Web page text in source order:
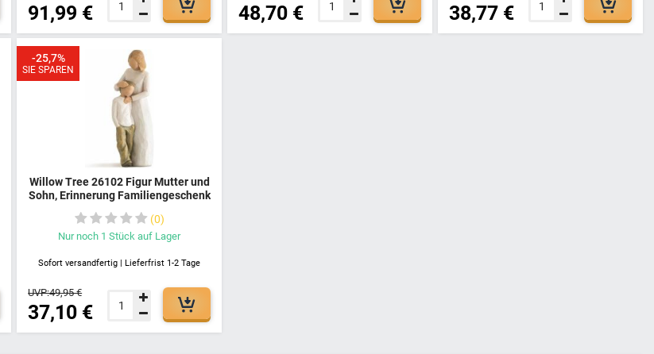
91,99 € 48,70 € 38,77 €
Willow Tree 26102 Figur Mutter und
Sohn, Erinnerung Familiengeschenk
Liebessymbol Handbemalte Figur
Mutter Sohn Glückwunsche
Dekoration Susan Lordi
0
Nur noch 1 Stück auf Lager
Sofort versandfertig | Lieferfrist 1-2 Tage
37,10 €
UVP:49,95 €
SIE SPAREN
-25,7%